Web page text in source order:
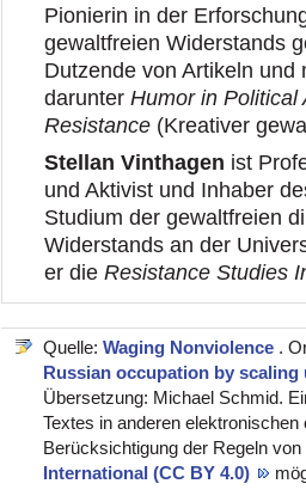
Pionierin in der
gewaltfreien Widerstands
Dutzende von Artikeln
darunter Humor in Political
Resistance (Kreativer
Stellan Vinthagen ist
und Aktivist und Inhaber
Studium der gewaltfreien
Widerstands an der
er die Resistance Studies
Quelle: Waging Nonviolence .
Russian occupation by
Übersetzung: Michael Schmid.
Textes in anderen
Berücksichtigung der Regeln von
International (CC BY 4.0)